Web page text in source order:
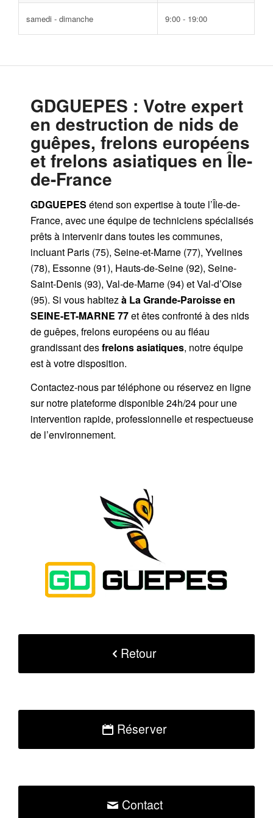
samedi - dimanche 9:00 - 19:00
GDGUEPES : Votre expert
en destruction de nids de
guêpes, frelons européens
et frelons asiatiques en Île-
de-France
GDGUEPES étend son expertise à toute l’Île-de-
France, avec une équipe de techniciens spécialisés
prêts à intervenir dans toutes les communes,
incluant Paris (75), Seine-et-Marne (77), Yvelines
(78), Essonne (91), Hauts-de-Seine (92), Seine-
Saint-Denis (93), Val-de-Marne (94) et Val-d’Oise
(95). Si vous habitez à La Grande-Paroisseen
SEINE-ET-MARNE 77et êtes confronté à des nids
de guêpes, frelons européens ou au fléau
grandissant desfrelons asiatiques, notre équipe
est à votre disposition.
Contactez-nous partéléphoneou réservez en ligne
sur notre plateforme disponible 24h/24pour une
intervention rapide, professionnelle et respectueuse
de l’environnement.
Retour
Réserver
Contact